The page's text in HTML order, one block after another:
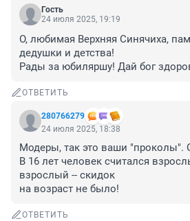
Гость
24 июля 2025, 19:19
О, любимая Верхняя Синячиха,
дедушки и детства!
Рады за юбиляршу! Дай бог
ОТВЕТИТЬ
280766279
24 июля 2025, 18:38
Модеры, так это ваши "проколы".
В 16 лет человек считался
взрослый -- скидок
на возраст не было!
ОТВЕТИТЬ